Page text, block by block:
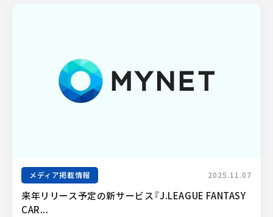
メディア掲載情報 2025.11.07
来年リリース予定の新サービス『J.LEAGUE FANTASY
CAR...